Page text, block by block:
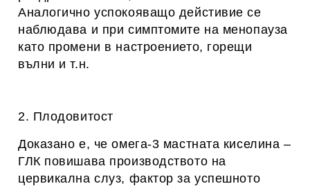
Аналогично успокояващо дейстивие се
наблюдава и при симптомите на менопауза
като промени в настроението, горещи
вълни и т.н.
2. Плодовитост
Доказано е, че омега-3 мастната киселина –
ГЛК повишава производството на
цервикална слуз, фактор за успешното